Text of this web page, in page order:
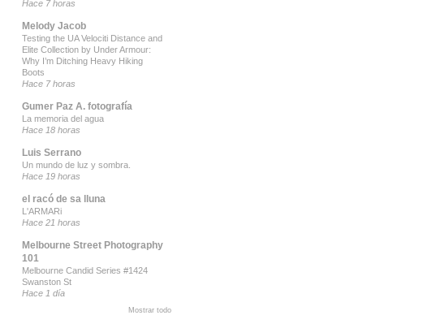
Hace 7 horas
Melody Jacob
Testing the UA Velociti Distance and
Elite Collection by Under Armour:
Why I’m Ditching Heavy Hiking
Boots
Hace 7 horas
Gumer Paz A. fotografía
La memoria del agua
Hace 18 horas
Luis Serrano
Un mundo de luz y sombra.
Hace 19 horas
el racó de sa lluna
L'ARMARi
Hace 21 horas
Melbourne Street Photography
101
Melbourne Candid Series #1424
Swanston St
Hace 1 día
Mostrar todo